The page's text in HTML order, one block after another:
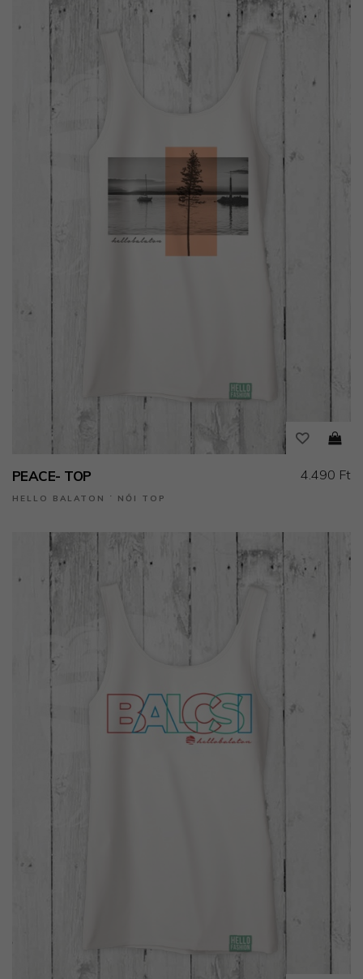
PEACE- TOP
HELLO BALATON ˙ NŐI TOP
4.490 Ft